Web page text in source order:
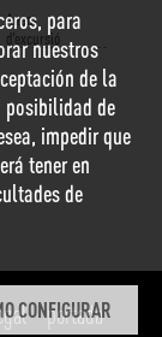
Anem
d'excursió
para
nuestros
de la
de
impedir que
tener en
de
CONFIGURAR
portada